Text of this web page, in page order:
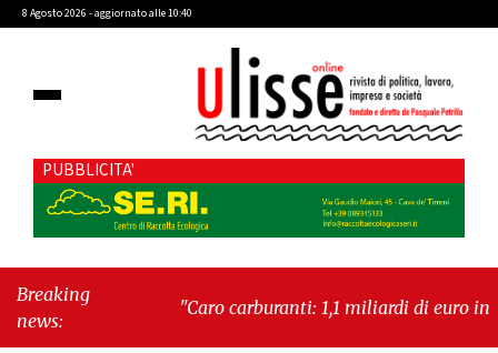
8 Agosto 2026 - aggiornato alle 10:40
PUBBLICITA'
Breaking
news:
"Caro carburanti: 1,1 miliardi di euro in più al